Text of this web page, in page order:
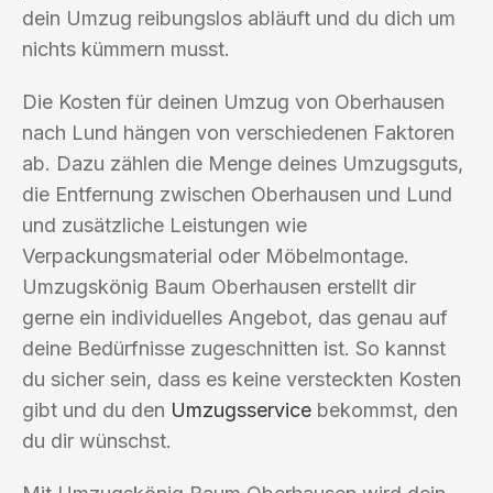
dein Umzug reibungslos abläuft und du dich um
nichts kümmern musst.
Die Kosten für deinen Umzug von Oberhausen
nach Lund hängen von verschiedenen Faktoren
ab. Dazu zählen die Menge deines Umzugsguts,
die Entfernung zwischen Oberhausen und Lund
und zusätzliche Leistungen wie
Verpackungsmaterial oder Möbelmontage.
Umzugskönig Baum Oberhausen erstellt dir
gerne ein individuelles Angebot, das genau auf
deine Bedürfnisse zugeschnitten ist. So kannst
du sicher sein, dass es keine versteckten Kosten
gibt und du den Umzugsservice bekommst, den
du dir wünschst.